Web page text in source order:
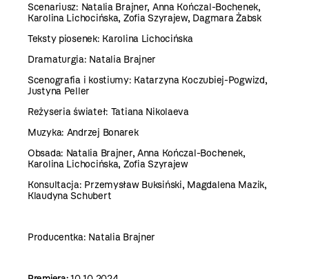
Scenariusz: Natalia Brajner, Anna Kończal-Bochenek,
Karolina Lichocińska, Zofia Szyrajew, Dagmara Żabsk
Teksty piosenek: Karolina Lichocińska
Dramaturgia: Natalia Brajner
Scenografia i kostiumy: Katarzyna Koczubiej-Pogwizd,
Justyna Peller
Reżyseria świateł: Tatiana Nikolaeva
Muzyka: Andrzej Bonarek
Obsada: Natalia Brajner, Anna Kończal-Bochenek,
Karolina Lichocińska, Zofia Szyrajew
Konsultacja: Przemysław Buksiński, Magdalena Mazik,
Klaudyna Schubert
Producentka: Natalia Brajner